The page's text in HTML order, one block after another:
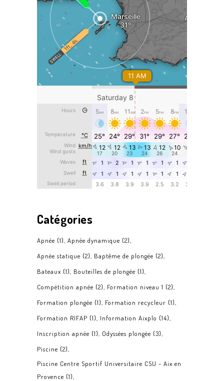
Catégories
Apnée (1) Apnée dynamique (2)
Apnée statique (2) Baptême de plongée (2)
Bateaux (1) Bouteilles de plongée (1)
Compétition apnée (2) Formation niveau 1 (2)
Formation plongée (1) Formation recycleur (1)
Formation RIFAP (1) Information Aixplo (14)
Inscription apnée (1) Odyssées plongée (3)
Piscine (2)
Piscine Centre Sportif Universitaire CSU - Aix en
Provence (1)